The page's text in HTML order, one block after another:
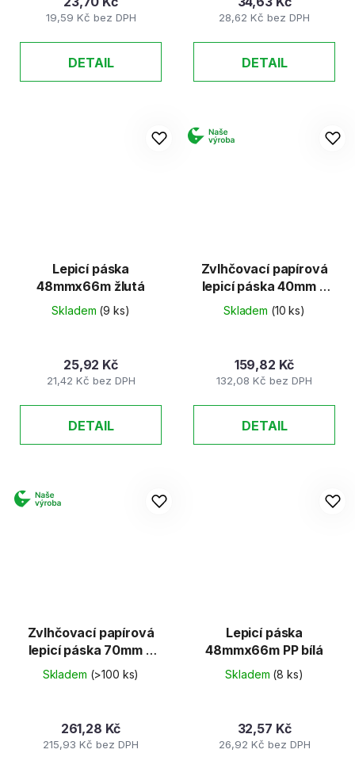
19,59 Kč bez DPH
DETAIL
28,62 Kč bez DPH
DETAIL
Lepicí páska
48mmx66m žlutá
Skladem (9 ks)
21,42 Kč bez DPH
25,92 Kč
DETAIL
Zvlhčovací papírová
lepicí páska 40mm x
200m
Skladem (10 ks)
132,08 Kč bez DPH
159,82 Kč
DETAIL
Zvlhčovací papírová
lepicí páska 70mm x
200m
Skladem (>100 ks)
215,93 Kč bez DPH
261,28 Kč
Lepicí páska
48mmx66m PP bílá
Skladem (8 ks)
26,92 Kč bez DPH
32,57 Kč